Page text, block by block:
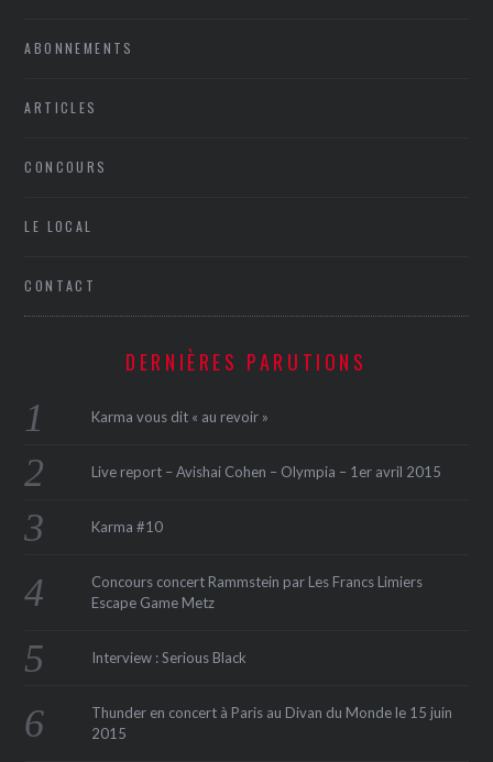
ABONNEMENTS
ARTICLES
CONCOURS
LE LOCAL
CONTACT
DERNIÈRES PARUTIONS
Karma vous dit « au revoir »
Live report – Avishai Cohen – Olympia – 1er avril 2015
Karma #10
Concours concert Rammstein par Les Francs Limiers
Escape Game Metz
Interview : Serious Black
Thunder en concert à Paris au Divan du Monde le 15 juin
2015